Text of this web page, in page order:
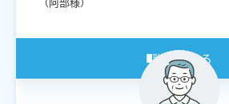
詳細を見る